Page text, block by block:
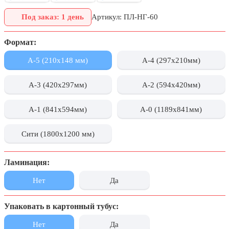
День города Москвы (первая суббота
сентября)
сентября)
8 сентября, День танкиста (второе
1 октября, Международный день
19 октября, День Отца
25 октября, День Таможенника
Российской Федерации
28 октября, День Бабушек и Дедушек
Хэллоуин
4 ноября, День народного единства
Под заказ: 1 день Артикул: ПЛ-НГ-60
Формат:
А-5 (210х148 мм) А-4 (297x210мм)
А-3 (420x297мм) А-2 (594x420мм)
А-1 (841x594мм) А-0 (1189x841мм)
Сити (1800x1200 мм)
Ламинация:
Нет Да
Упаковать в картонный тубус:
Нет Да